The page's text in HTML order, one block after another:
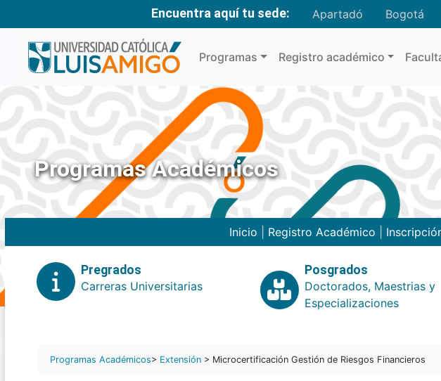
Encuentra aquí tu sede: Apartadó Bogotá
Programas Registro académico
Programas Académicos
Inicio Registro Académico
Pregrados
Carreras Universitarias
Posgrados
Doctorados, Maestrias y
Especializaciones
Programas Académicos> Extensión > Microcertificación Gestión de Riesgos Financieros